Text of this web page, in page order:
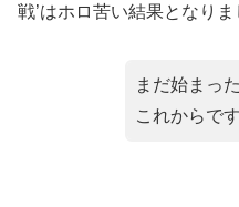
戦’はホロ苦い結果となりま
まだ始まっ
これからです